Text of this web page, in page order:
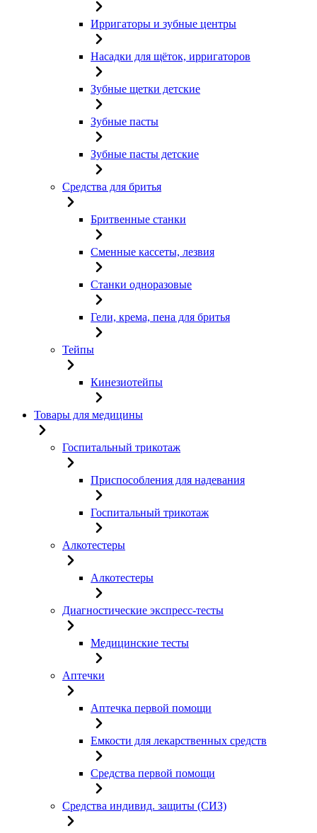
Ирригаторы и зубные центры
Насадки для щёток, ирригаторов
Зубные щетки детские
Зубные пасты
Зубные пасты детские
Средства для бритья
Бритвенные станки
Сменные кассеты, лезвия
Станки одноразовые
Гели, крема, пена для бритья
Тейпы
Кинезиотейпы
Товары для медицины
Госпитальный трикотаж
Приспособления для надевания
Госпитальный трикотаж
Алкотестеры
Алкотестеры
Диагностические экспресс-тесты
Медицинские тесты
Аптечки
Аптечка первой помощи
Емкости для лекарственных средств
Средства первой помощи
Средства индивид. защиты (СИЗ)